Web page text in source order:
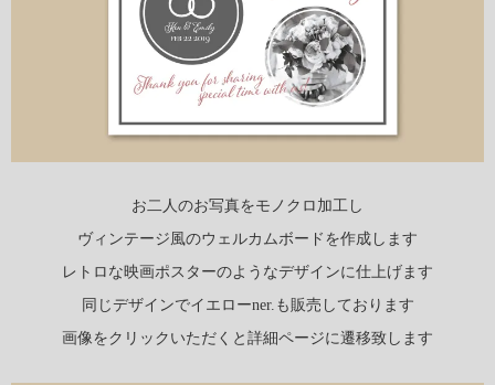
お二人のお写真をモノクロ加工し
ヴィンテージ風のウェルカムボードを作成します
レトロな映画ポスターのようなデザインに仕上げます
同じデザインでイエローner.も販売しております
画像をクリックいただくと詳細ページに遷移致します